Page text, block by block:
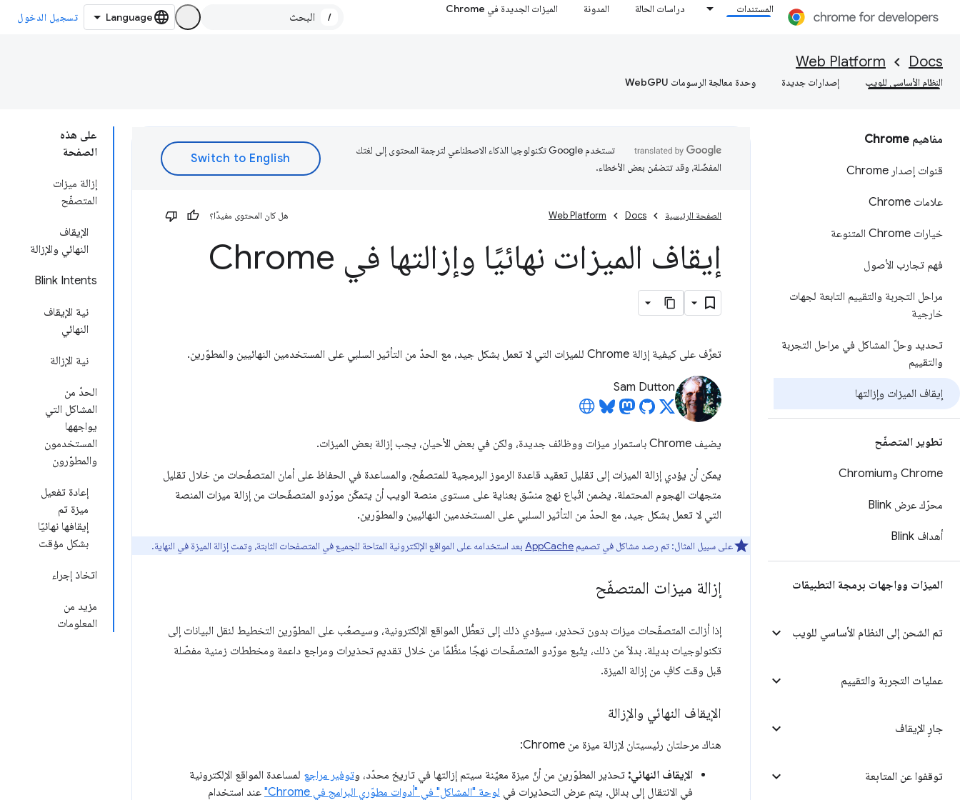
المستندات دراسات الحالة المدونة الميزات الجديدة في Chrome
/ تسجيل الدخول
Docs
Web Platform
النظام الأساسي للويب إصدارات جديدة وحدة معالجة الرسومات WebGPU
مفاهيم Chrome
قنوات إصدار Chrome
علامات Chrome
خيارات Chrome المتنوعة
فهم تجارب الأصول
مراحل التجربة والتقييم التابعة لجهات
خارجية
تحديد وحلّ المشاكل في مراحل التجربة
والتقييم
إيقاف الميزات وإزالتها
تطوير المتصفّح
Chrome وChromium
محرّك عرض Blink
أهداف Blink
الميزات وواجهات برمجة التطبيقات
تم الشحن إلى النظام الأساسي للويب
عمليات التجربة والتقييم
جارٍ الإيقاف
توقفوا عن المتابعة
على هذه
الصفحة
إزالة ميزات
المتصفّح
الإيقاف
النهائي والإزالة
Blink Intents
نية الإيقاف
النهائي
نية الإزالة
الحدّ من
المشاكل التي
يواجهها
المستخدمون
والمطوّرون
إعادة تفعيل
ميزة تم
إيقافها نهائيًا
بشكل مؤقت
اتخاذ إجراء
مزيد من
المعلومات
تستخدم Google تكنولوجيا الذكاء الاصطناعي لترجمة المحتوى إلى لغتك
المفضّلة، وقد تتضمّن بعض الأخطاء.
الصفحة الرئيسية Docs
Web Platform هل كان المحتوى مفيدًا؟
إيقاف الميزات نهائيًا وإزالتها في Chrome
تعرَّف على كيفية إزالة Chrome للميزات التي لا تعمل بشكل جيد، مع الحدّ من التأثير السلبي على المستخدمين النهائيين والمطوّرين.
Sam Dutton
يضيف Chrome باستمرار ميزات ووظائف جديدة، ولكن في بعض الأحيان، يجب إزالة بعض الميزات.
يمكن أن يؤدي إزالة الميزات إلى تقليل تعقيد قاعدة الرموز البرمجية للمتصفّح، والمساعدة في الحفاظ على أمان المتصفّحات من خلال تقليل
متجهات الهجوم المحتملة. يضمن اتّباع نهج منسّق بعناية على مستوى منصة الويب أن يتمكّن مورّدو المتصفّحات من إزالة ميزات المنصة
التي لا تعمل بشكل جيد، مع الحدّ من التأثير السلبي على المستخدمين النهائيين والمطوّرين.
على سبيل المثال: تم رصد مشاكل في تصميم AppCache بعد استخدامه على المواقع الإلكترونية المتاحة للجميع في المتصفحات الثابتة، وتمت إزالة الميزة في النهاية.
إزالة ميزات المتصفّح
إذا أزالت المتصفّحات ميزات بدون تحذير، سيؤدي ذلك إلى تعطُّل المواقع الإلكترونية، وسيصعُب على المطوّرين التخطيط لنقل البيانات إلى
تكنولوجيات بديلة. بدلاً من ذلك، يتّبع مورّدو المتصفّحات نهجًا منظَّمًا من خلال تقديم تحذيرات ومراجع داعمة ومخططات زمنية مفصّلة
قبل وقت كافٍ من إزالة الميزة.
الإيقاف النهائي والإزالة
هناك مرحلتان رئيسيتان لإزالة ميزة من Chrome:
الإيقاف النهائي: تحذير المطوّرين من أنّ ميزة معيّنة سيتم إزالتها في تاريخ محدّد، وتوفير مراجع لمساعدة المواقع الإلكترونية
في الانتقال إلى بدائل. يتم عرض التحذيرات في لوحة "المشاكل" في "أدوات مطوّري البرامج في Chrome"
عند استخدام